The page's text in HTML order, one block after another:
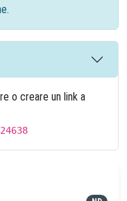
o creare un link a